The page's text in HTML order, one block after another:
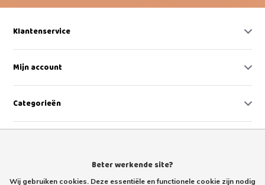
Klantenservice
Mijn account
Categorieën
Beter werkende site?
Wij gebruiken cookies. Deze essentiële en functionele cookie zijn nodig